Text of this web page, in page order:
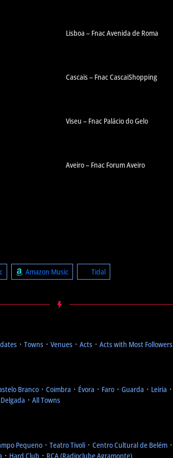
Lisboa – Fnac Avenida de Roma
Cascais – Fnac CascaiShopping
Viseu – Fnac Palácio do Gelo
Aveiro – Fnac Forum Aveiro
Amazon Music Tidal
᛫ Towns ᛫ Venues ᛫ Acts ᛫ Acts with Most Followers
Branco ᛫ Coimbra ᛫ Évora ᛫ Faro ᛫ Guarda ᛫ Leiria ᛫
᛫ All Towns
Pequeno ᛫ Teatro Tivoli ᛫ Centro Cultural de Belém ᛫
᛫ Hard Club ᛫ RCA (Radioclube Agramonte)